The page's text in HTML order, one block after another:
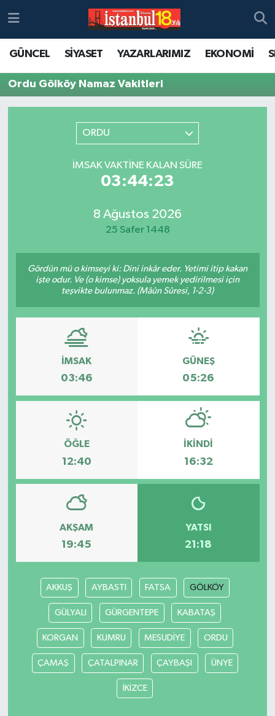
GÜNCEL SİYASET YAZARLARIMIZ EKONOMİ
Ordu Gölköy Namaz Vakitleri
ORDU
İMSAK VAKTINE KALAN SÜRE
03:44:23
8 Ağustos 2026
25 Safer 1448
Gördün mü o kimseyi ki: Dini inkâr eder. Yetimi itip kakan
işte odur. Ve (o kimse) yoksula yemek yedirilmesi için
teşvikte bulunmaz. (Mâûn Sûresi, 1-2-3)
İMSAK
03:46
GÜNEŞ
05:26
ÖĞLE
12:40
İKINDI
16:32
AKŞAM
19:45
YATSI
21:18
AKKUŞ AYBASTI FATSA GÖLKÖY
GÜLYALI GÜRGENTEPE KABATAŞ
KORGAN KUMRU MESUDİYE ORDU
ÇAMAŞ ÇATALPINAR ÇAYBAŞI ÜNYE
İKİZCE